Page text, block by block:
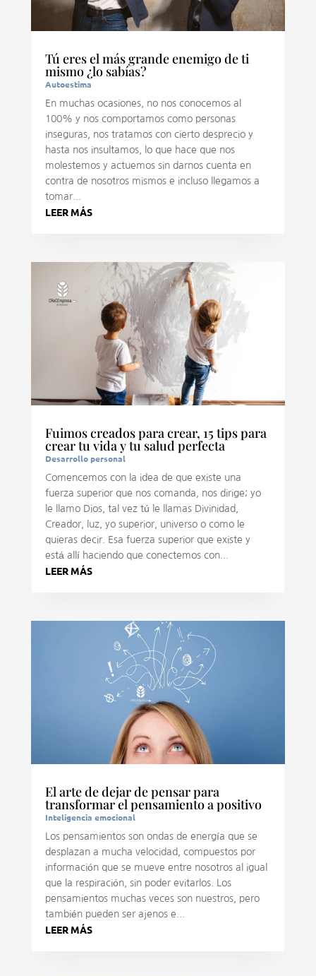
Tú eres el más grande enemigo de ti
mismo ¿lo sabías?
Autoestima
En muchas ocasiones, no nos conocemos al
100% y nos comportamos como personas
inseguras, nos tratamos con cierto desprecio y
hasta nos insultamos, lo que hace que nos
molestemos y actuemos sin darnos cuenta en
contra de nosotros mismos e incluso llegamos a
tomar...
LEER MÁS
Fuimos creados para crear, 15 tips para
crear tu vida y tu salud perfecta
Desarrollo personal
Comencemos con la idea de que existe una
fuerza superior que nos comanda, nos dirige; yo
le llamo Dios, tal vez tú le llamas Divinidad,
Creador, luz, yo superior, universo o como le
quieras decir. Esa fuerza superior que existe y
está allí haciendo que conectemos con...
LEER MÁS
El arte de dejar de pensar para
transformar el pensamiento a positivo
Inteligencia emocional
Los pensamientos son ondas de energía que se
desplazan a mucha velocidad, compuestos por
información que se mueve entre nosotros al igual
que la respiración, sin poder evitarlos. Los
pensamientos muchas veces son nuestros, pero
también pueden ser ajenos e...
LEER MÁS